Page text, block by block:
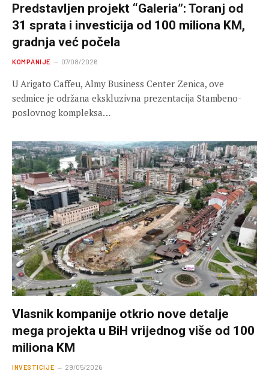
Predstavljen projekt “Galeria”: Toranj od
31 sprata i investicija od 100 miliona KM,
gradnja već počela
KOMPANIJE 07/08/2026
U Arigato Caffeu, Almy Business Center Zenica, ove
sedmice je održana ekskluzivna prezentacija Stambeno-
poslovnog kompleksa…
Vlasnik kompanije otkrio nove detalje
mega projekta u BiH vrijednog više od 100
miliona KM
INVESTICIJE 29/05/2026